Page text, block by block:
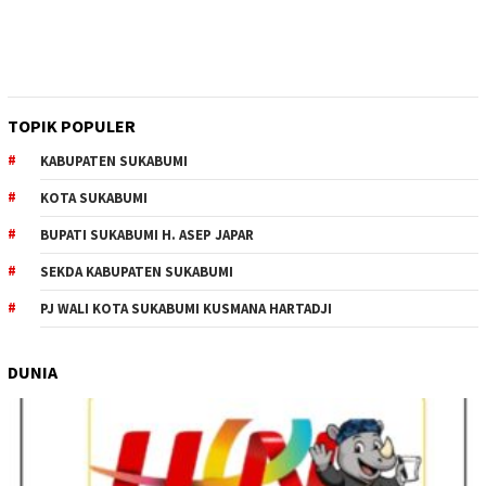
TOPIK POPULER
KABUPATEN SUKABUMI
KOTA SUKABUMI
BUPATI SUKABUMI H. ASEP JAPAR
SEKDA KABUPATEN SUKABUMI
PJ WALI KOTA SUKABUMI KUSMANA HARTADJI
DUNIA